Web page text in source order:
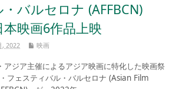
バルセロナ (AFFBCN)
映画6作品上映
, 2022 映画
アジア主催によるアジア映画に特化した映画祭
フェスティバル・バルセロナ (Asian Film